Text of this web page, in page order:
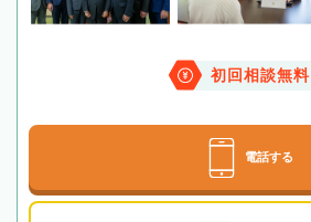
初回相談無料
電話する